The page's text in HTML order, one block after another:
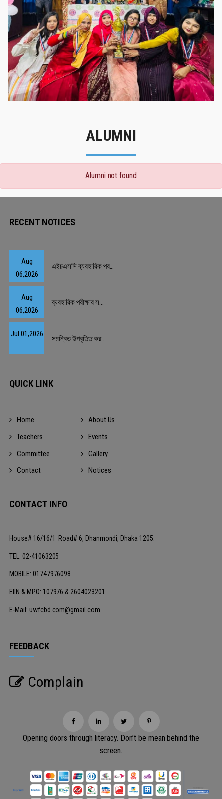
গৌরবের মুহূর্ত
গৌরবের মুহূর্ত
ALUMNI
Alumni not found
RECENT NOTICES
Aug
06,2026
এইচএসসি ব্যবহারিক পর...
Aug
06,2026
ব্যবহারিক পরীক্ষার স...
Jul 01,2026
সমন্বিত উপবৃত্তি কর্...
QUICK LINK
Home
About Us
Teachers
Events
Committee
Gallery
Contact
Notices
CONTACT INFO
House# 16/16/1, Road# 6, Dhanmondi, Dhaka 1205.
TEL: 02-41063205
MOBILE: 01747976098
EIIN & MPO: 107976 & 2604023201
E-Mail: uwfcbd.com@gmail.com
FEEDBACK
Complain
Opening doors through literacy. Don’t be mean behind the
screen.